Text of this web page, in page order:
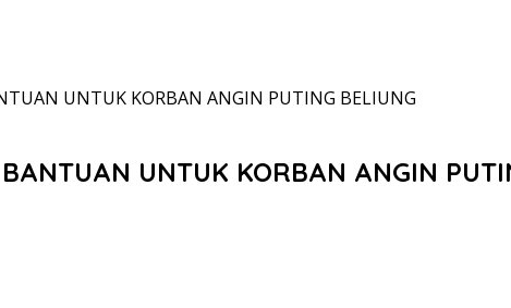
UNTUK KORBAN ANGIN PUTING BELIUNG
UNTUK KORBAN ANGIN